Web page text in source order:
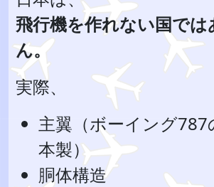
飛行機を作れない国では
ん。
実際、
主翼（ボーイング787
本製）
胴体構造